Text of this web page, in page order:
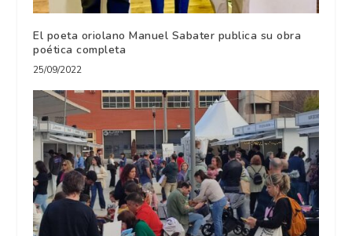
El poeta oriolano Manuel Sabater publica su obra
poética completa
25/09/2022